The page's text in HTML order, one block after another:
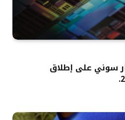
سوني على إطلاق